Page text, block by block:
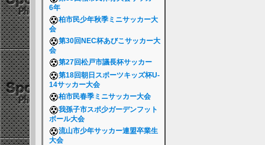
6年
柏市民少年秋季ミニサッカー大
会
第30回NEC杯あびこサッカー大
会
第27回松戸市議長杯サッカー
第18回朝日スポーツキッズ杯U-
14サッカー大会
柏市民春季ミニサッカー大会
我孫子市スポ少ガーデンフット
ボール大会
流山市少年サッカー連盟卒業生
大会